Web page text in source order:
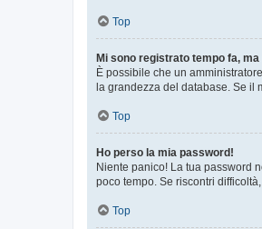
Top
Mi sono registrato tempo fa,
È possibile che un
la grandezza del database. Se il
Top
Ho perso la mia password!
Niente panico! La tua password
poco tempo. Se riscontri difficoltà,
Top